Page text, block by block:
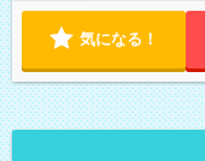
気になる！